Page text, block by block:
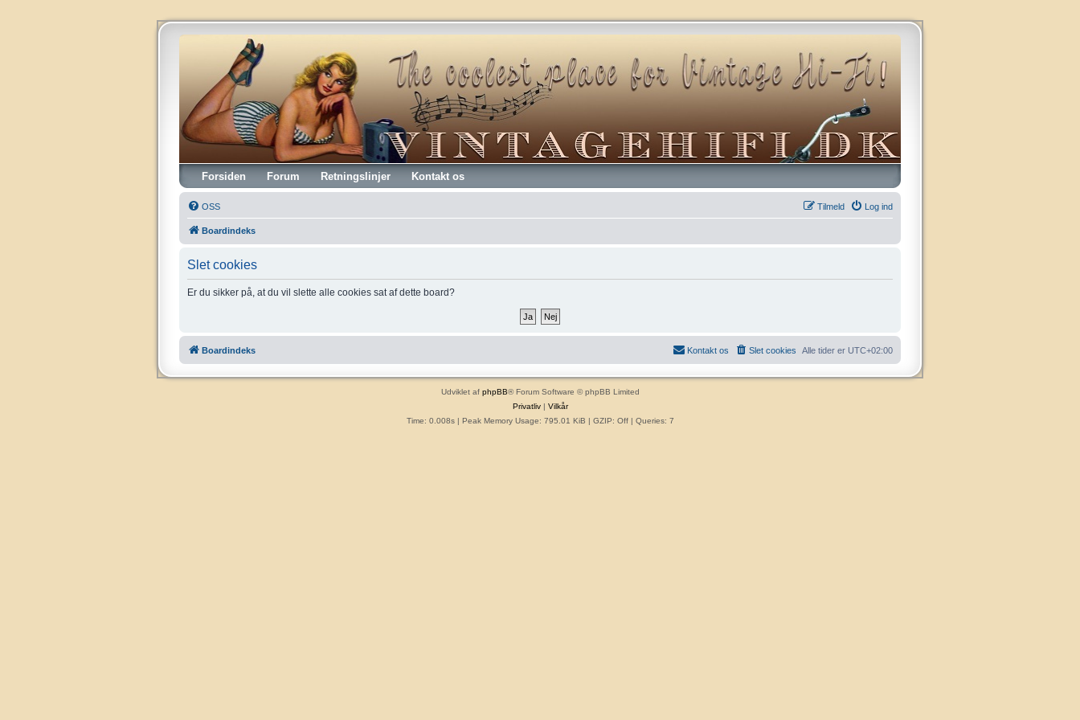
Vintagehifi.dk
Forsiden Forum Retningslinjer Kontakt os
OSS Log ind
Tilmeld
Boardindeks
Slet cookies
Er du sikker på, at du vil slette alle cookies sat af dette board?
Boardindeks Alle tider er UTC+02:00
Slet cookies
Kontakt os
Udviklet af phpBB® Forum Software © phpBB Limited
Privatliv| Vilkår
Time: 0.008s| Peak Memory Usage: 795.01 KiB | GZIP: Off | Queries: 7